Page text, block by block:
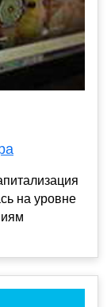
на уровне